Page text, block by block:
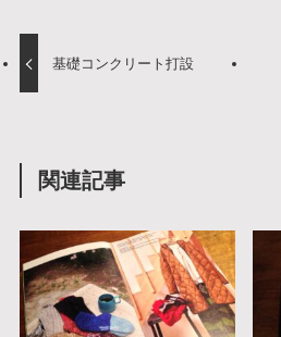
基礎コンクリート打設
関連記事